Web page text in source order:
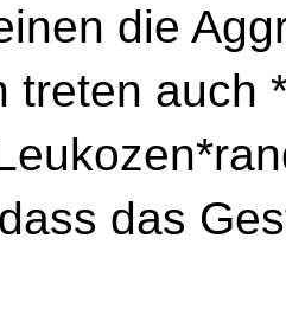
die
treten auch
das